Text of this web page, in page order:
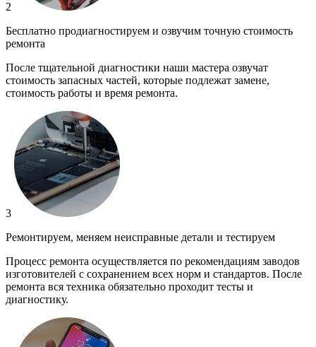
2
Бесплатно продиагностируем и озвучим точную стоимость
ремонта
После тщательной диагностики наши мастера озвучат
стоимость запасных частей, которые подлежат замене,
стоимость работы и время ремонта.
3
Ремонтируем, меняем неисправные детали и тестируем
Процесс ремонта осуществляется по рекомендациям заводов
изготовителей с сохранением всех норм и стандартов. После
ремонта вся техника обязательно проходит тесты и
диагностику.